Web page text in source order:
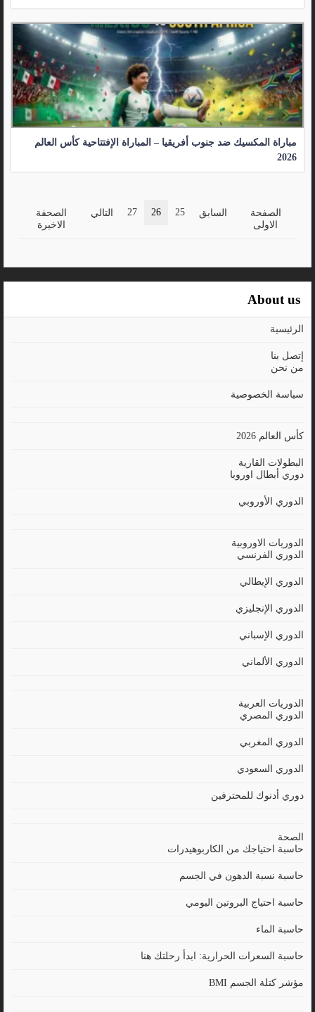
مباراة المكسيك ضد جنوب أفريقيا – المباراة الإفتتاحية كأس العالم
2026
الصفحة
الاولى
السابق 25
26
27 التالي
الصحفة
الاخيرة
About us
الرئيسية
إتصل بنا
من نحن
سياسة الخصوصية
كأس العالم 2026
البطولات القارية
دوري أبطال اوروبا
الدوري الأوروبي
الدوريات الاوروبية
الدوري الفرنسي
الدوري الإيطالي
الدوري الإنجليزي
الدوري الإسباني
الدوري الألماني
الدوريات العربية
الدوري المصري
الدوري المغربي
الدوري السعودي
دوري أدنوك للمحترفين
الصحة
حاسبة احتياجك من الكاربوهيدرات
حاسبة نسبة الدهون في الجسم
حاسبة احتياج البروتين اليومي
حاسبة الماء
حاسبة السعرات الحرارية: ابدأ رحلتك هنا
مؤشر كتلة الجسم BMI